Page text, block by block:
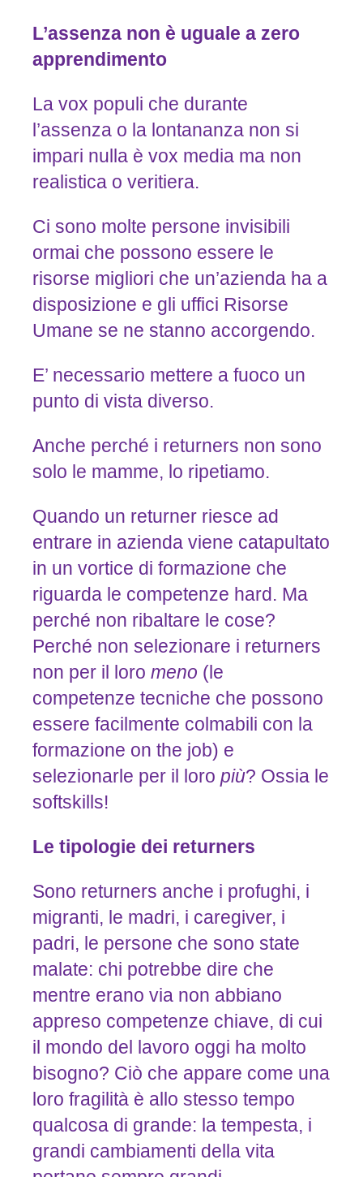
L’assenza non è uguale a zero
apprendimento
La vox populi che durante
l’assenza o la lontananza non si
impari nulla è vox media ma non
realistica o veritiera.
Ci sono molte persone invisibili
ormai che possono essere le
risorse migliori che un’azienda ha a
disposizione e gli uffici Risorse
Umane se ne stanno accorgendo.
E’ necessario mettere a fuoco un
punto di vista diverso.
Anche perché i returners non sono
solo le mamme, lo ripetiamo.
Quando un returner riesce ad
entrare in azienda viene catapultato
in un vortice di formazione che
riguarda le competenze hard. Ma
perché non ribaltare le cose?
Perché non selezionare i returners
non per il loro meno (le
competenze tecniche che possono
essere facilmente colmabili con la
formazione on the job) e
selezionarle per il loro più? Ossia le
softskills!
Le tipologie dei returners
Sono returners anche i profughi, i
migranti, le madri, i caregiver, i
padri, le persone che sono state
malate: chi potrebbe dire che
mentre erano via non abbiano
appreso competenze chiave, di cui
il mondo del lavoro oggi ha molto
bisogno? Ciò che appare come una
loro fragilità è allo stesso tempo
qualcosa di grande: la tempesta, i
grandi cambiamenti della vita